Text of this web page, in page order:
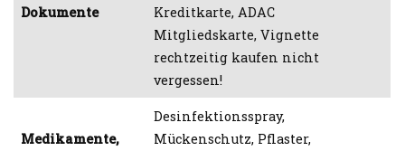
Dokumente
Kreditkarte, ADAC
Mitgliedskarte, Vignette
rechtzeitig kaufen nicht
vergessen!
Medikamente,
Desinfektionsspray,
Mückenschutz, Pflaster,